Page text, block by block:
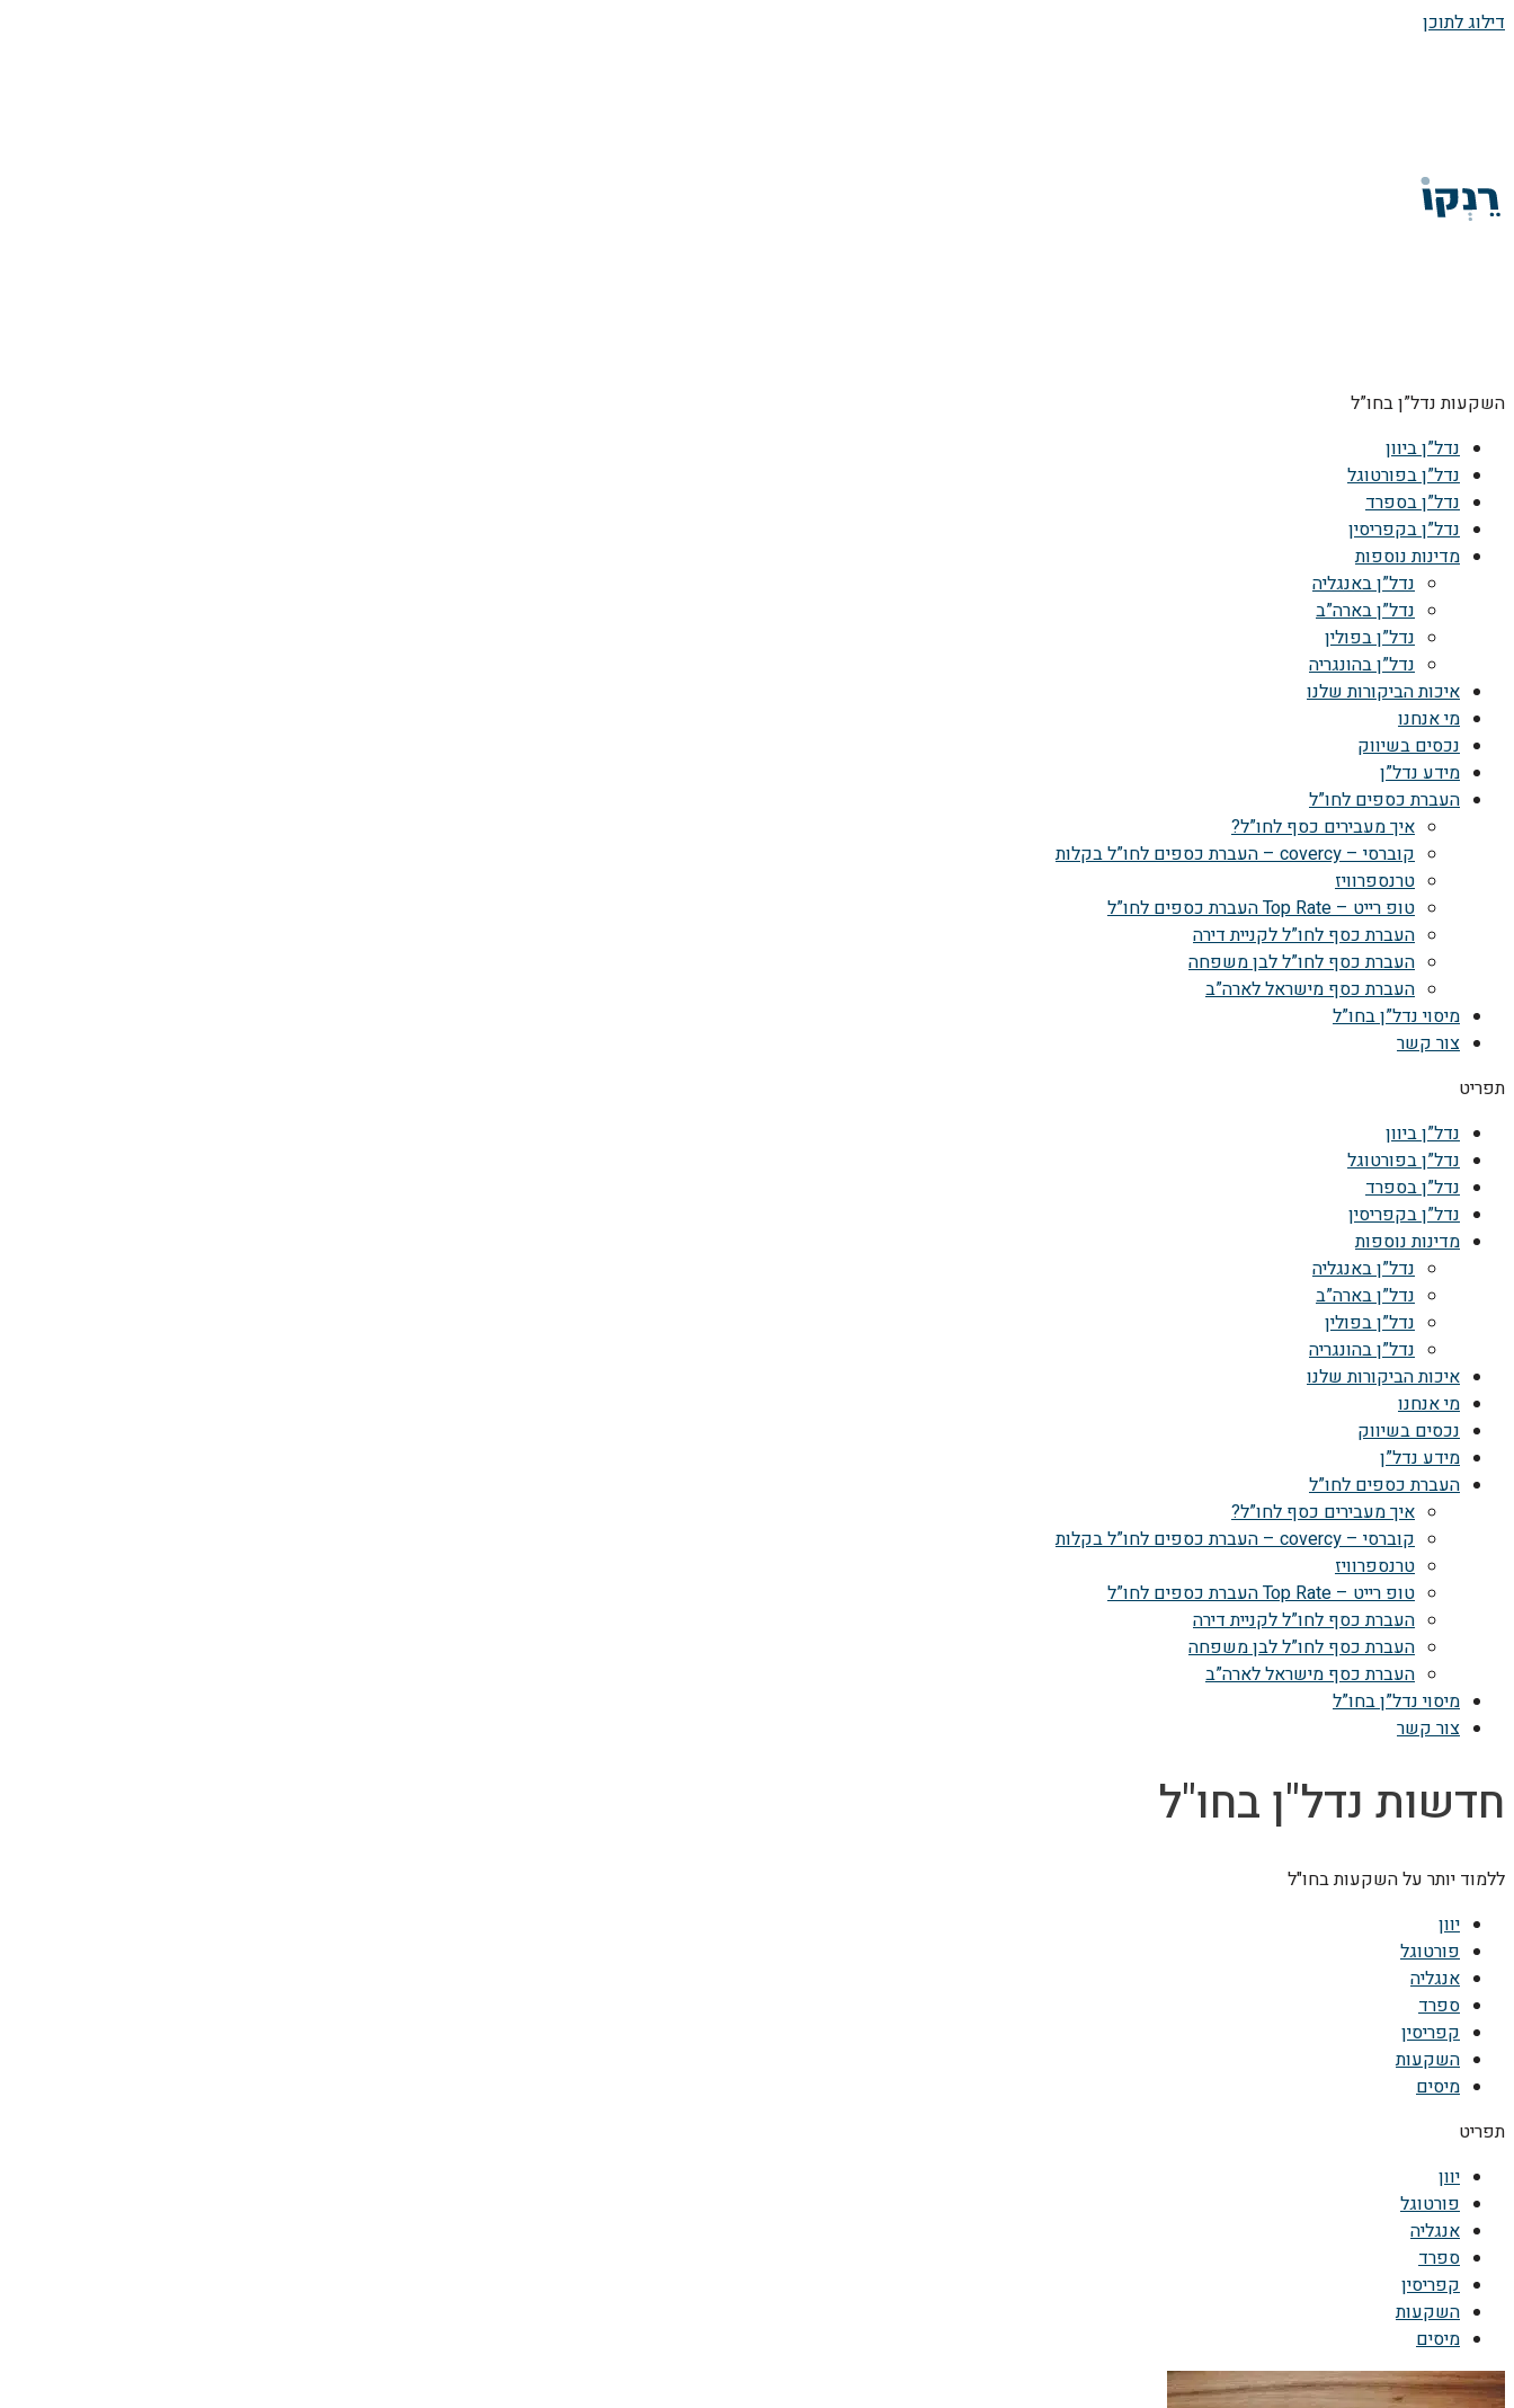
דילוג לתוכן
השקעות נדל”ן בחו”ל
נדל”ן ביוון
נדל”ן בפורטוגל
נדל”ן בספרד
נדל”ן בקפריסין
מדינות נוספות
נדל”ן באנגליה
נדל”ן בארה”ב
נדל”ן בפולין
נדל”ן בהונגריה
איכות הביקורות שלנו
מי אנחנו
נכסים בשיווק
מידע נדל”ן
העברת כספים לחו”ל
איך מעבירים כסף לחו”ל?
קוברסי – covercy – העברת כספים לחו”ל בקלות
טרנספרוויז
טופ רייט – Top Rate העברת כספים לחו”ל
העברת כסף לחו”ל לקניית דירה
העברת כסף לחו”ל לבן משפחה
העברת כסף מישראל לארה”ב
מיסוי נדל”ן בחו”ל
צור קשר
תפריט
נדל”ן ביוון
נדל”ן בפורטוגל
נדל”ן בספרד
נדל”ן בקפריסין
מדינות נוספות
נדל”ן באנגליה
נדל”ן בארה”ב
נדל”ן בפולין
נדל”ן בהונגריה
איכות הביקורות שלנו
מי אנחנו
נכסים בשיווק
מידע נדל”ן
העברת כספים לחו”ל
איך מעבירים כסף לחו”ל?
קוברסי – covercy – העברת כספים לחו”ל בקלות
טרנספרוויז
טופ רייט – Top Rate העברת כספים לחו”ל
העברת כסף לחו”ל לקניית דירה
העברת כסף לחו”ל לבן משפחה
העברת כסף מישראל לארה”ב
מיסוי נדל”ן בחו”ל
צור קשר
חדשות נדל"ן בחו"ל
ללמוד יותר על השקעות בחו"ל
יוון
פורטוגל
אנגליה
ספרד
קפריסין
השקעות
מיסים
תפריט
יוון
פורטוגל
אנגליה
ספרד
קפריסין
השקעות
מיסים